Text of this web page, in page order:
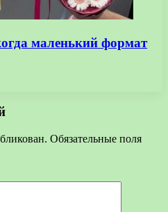
маленький формат
Обязательные поля